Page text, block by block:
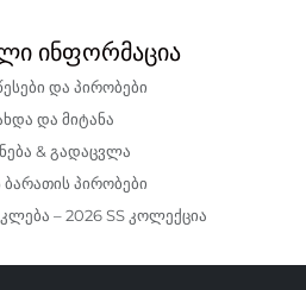
ინფორმაცია
და პირობები
და მიტანა
& გადაცვლა
ბარათის პირობები
– 2026 SS კოლექცია